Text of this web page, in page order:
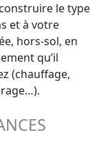
le type
et à votre
hors-sol, en
qu’il
(chauffage,